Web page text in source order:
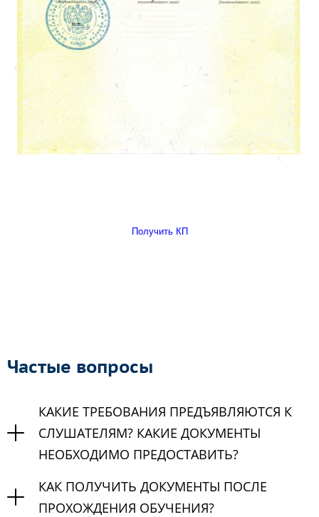
Получить КП
Частые вопросы
КАКИЕ ТРЕБОВАНИЯ ПРЕДЪЯВЛЯЮТСЯ К
СЛУШАТЕЛЯМ? КАКИЕ ДОКУМЕНТЫ
НЕОБХОДИМО ПРЕДОСТАВИТЬ?
КАК ПОЛУЧИТЬ ДОКУМЕНТЫ ПОСЛЕ
ПРОХОЖДЕНИЯ ОБУЧЕНИЯ?